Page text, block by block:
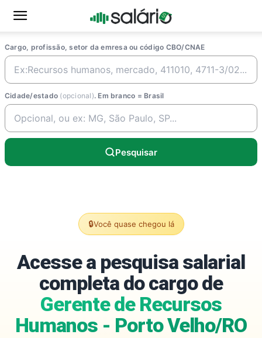
Cargo, profissão, setor da emresa ou código CBO/CNAE
Cidade/estado (opcional). Em branco = Brasil
Pesquisar
🔒Você quase chegou lá
Acesse a pesquisa salarial
completa do cargo de
Gerente de Recursos
Humanos - Porto Velho/RO